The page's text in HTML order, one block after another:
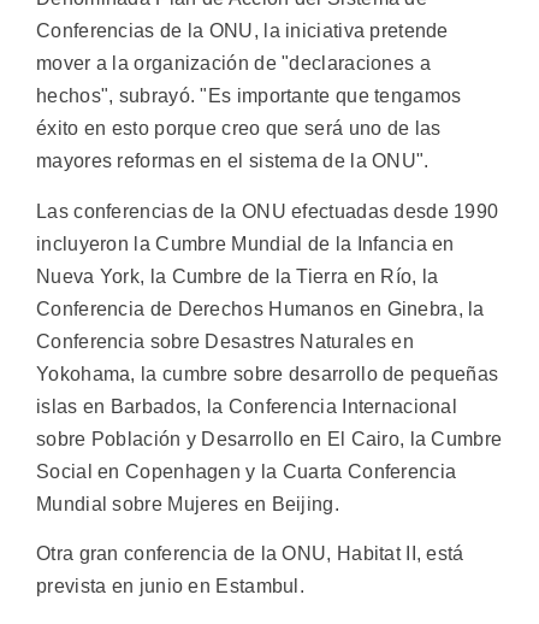
Conferencias de la ONU, la iniciativa pretende
mover a la organización de "declaraciones a
hechos", subrayó. "Es importante que tengamos
éxito en esto porque creo que será uno de las
mayores reformas en el sistema de la ONU".
Las conferencias de la ONU efectuadas desde 1990
incluyeron la Cumbre Mundial de la Infancia en
Nueva York, la Cumbre de la Tierra en Río, la
Conferencia de Derechos Humanos en Ginebra, la
Conferencia sobre Desastres Naturales en
Yokohama, la cumbre sobre desarrollo de pequeñas
islas en Barbados, la Conferencia Internacional
sobre Población y Desarrollo en El Cairo, la Cumbre
Social en Copenhagen y la Cuarta Conferencia
Mundial sobre Mujeres en Beijing.
Otra gran conferencia de la ONU, Habitat II, está
prevista en junio en Estambul.